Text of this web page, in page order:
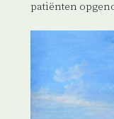
patiënten